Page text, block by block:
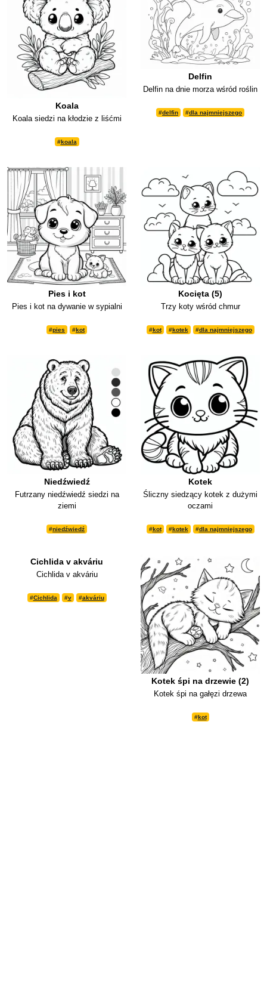
Koala
Koala siedzi na kłodzie z liśćmi
#koala
Delfin
Delfin na dnie morza wśród roślin
#delfin #dla najmniejszego
Pies i kot
Pies i kot na dywanie w sypialni
#pies #kot
Kocięta (5)
Trzy koty wśród chmur
#kot #kotek #dla najmniejszego
Niedźwiedź
Futrzany niedźwiedź siedzi na
ziemi
#niedźwiedź
Kotek
Śliczny siedzący kotek z dużymi
oczami
#kot #kotek #dla najmniejszego
Cichlida v akváriu
Cichlida v akváriu
#Cichlida #v #akváriu
Kotek śpi na drzewie (2)
Kotek śpi na gałęzi drzewa
#kot